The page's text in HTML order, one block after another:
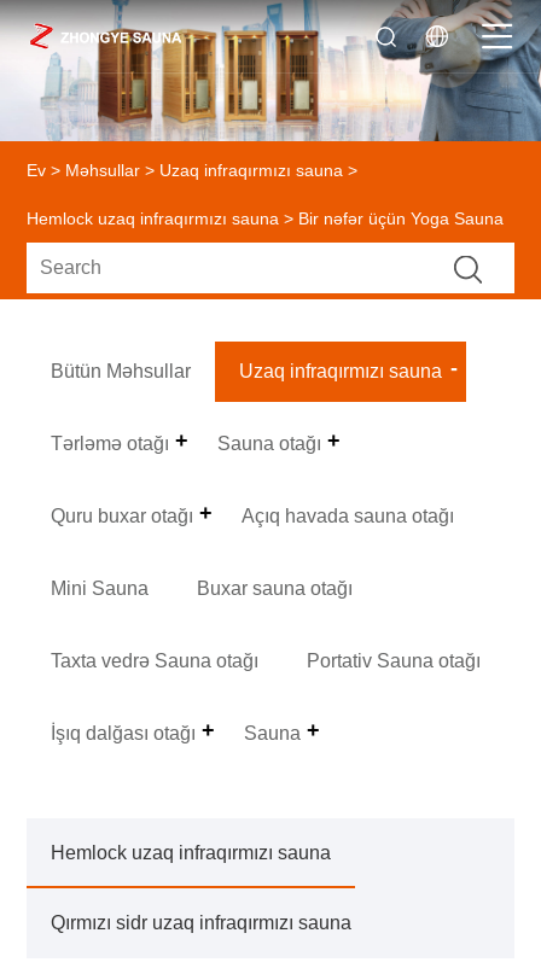
Ev > Məhsullar > Uzaq infraqırmızı sauna >
Hemlock uzaq infraqırmızı sauna > Bir nəfər üçün Yoga Sauna
Bütün Məhsullar Uzaq infraqırmızı sauna
Tərləmə otağı Sauna otağı
Quru buxar otağı Açıq havada sauna otağı
Mini Sauna Buxar sauna otağı
Taxta vedrə Sauna otağı Portativ Sauna otağı
İşıq dalğası otağı Sauna
Hemlock uzaq infraqırmızı sauna
Qırmızı sidr uzaq infraqırmızı sauna